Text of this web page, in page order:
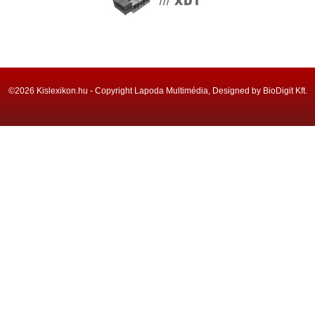
©2026 Kislexikon.hu - Copyright Lapoda Multimédia, Designed by BioDigit Kft.